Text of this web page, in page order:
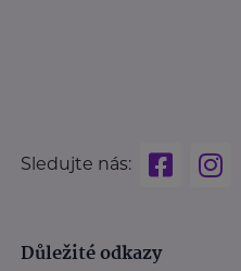
Sledujte nás:
Důležité odkazy